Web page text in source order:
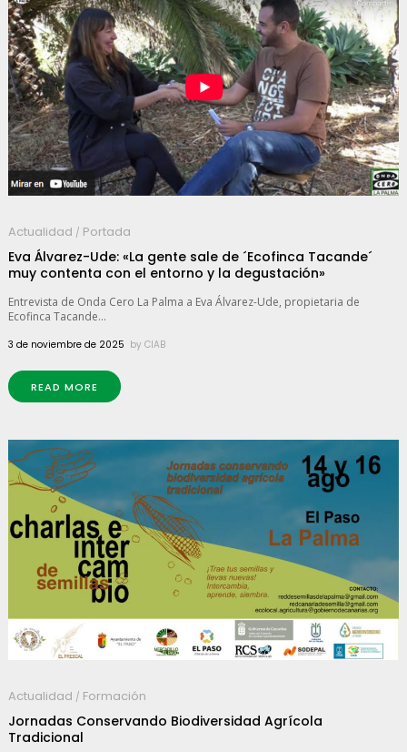
Actualidad / Portada
Eva Álvarez-Ude: «La gente sale de ´Ecofinca Tacande´
muy contenta con el entorno y la degustación»
Entrevista de Onda Cero La Palma a Eva Álvarez-Ude, propietaria de
Ecofinca Tacande...
3 de noviembre de 2025 by CIAB
READ MORE
Actualidad / Formación
Jornadas Conservando Biodiversidad Agrícola
Tradicional